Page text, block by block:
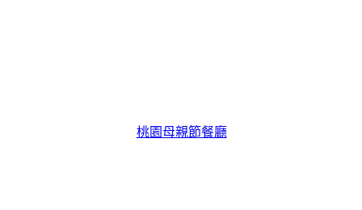
桃園母親節餐廳